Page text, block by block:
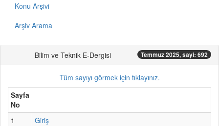
Konu Arşivi
Arşiv Arama
Bilim ve Teknik E-Dergisi Temmuz 2025, sayi: 692
Tüm sayıyı görmek için tıklayınız.
Sayfa
No
1
Giriş